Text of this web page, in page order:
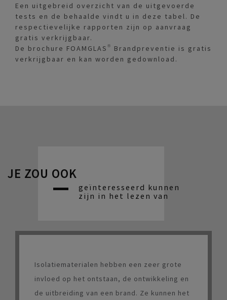
Een uitgebreid overzicht van de uitgevoerde
tests en de behaalde vindt u in deze tabel. De
respectievelijke rapporten zijn op aanvraag
gratis verkrijgbaar.
De brochure FOAMGLAS® Brandpreventie is gratis
verkrijgbaar en kan worden gedownload.
JE ZOU OOK
geïnteresseerd kunnen
zijn in het lezen van
Isolatiematerialen hebben een zeer grote
invloed op het ontstaan, de ontwikkeling en
de uitbreiding van een brand. Ze kunnen het